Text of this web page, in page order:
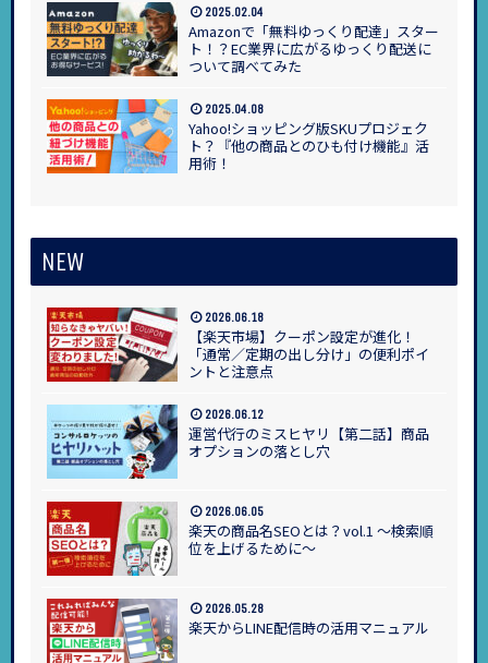
Amazonで「無料ゆっくり配達」スター
ト！？EC業界に広がるゆっくり配送に
ついて調べてみた
2025.02.04
Yahoo!ショッピング版SKUプロジェク
ト？『他の商品とのひも付け機能』活
用術！
2025.04.08
NEW
【楽天市場】クーポン設定が進化！
「通常／定期の出し分け」の便利ポイ
ントと注意点
2026.06.18
運営代行のミスヒヤリ【第二話】商品
オプションの落とし穴
2026.06.12
楽天の商品名SEOとは？vol.1 ～検索順
位を上げるために～
2026.06.05
楽天からLINE配信時の活用マニュアル
2026.05.28